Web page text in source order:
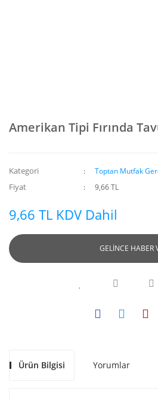
Amerikan Tipi Fırında
Kategori Toptan Mutfak
Fiyat 9,66 TL
9,66 TL KDV Dahil
GELİNCE HABER
Ürün Bilgisi Yorumlar